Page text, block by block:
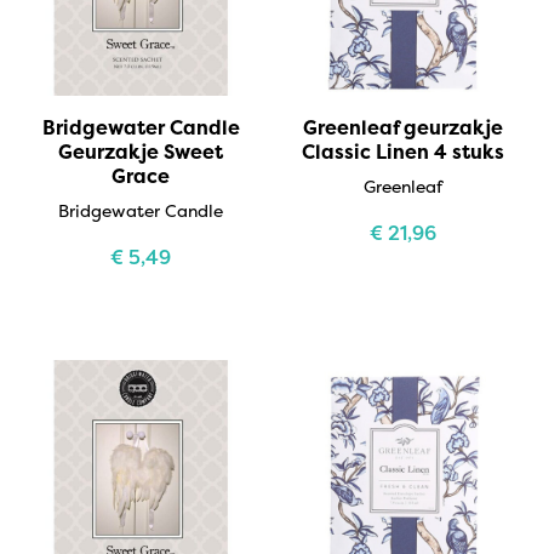
Bridgewater Candle
Geurzakje Sweet
Grace
Bridgewater Candle
€ 5,49
Greenleaf geurzakje
Classic Linen 4 stuks
Greenleaf
€21,96